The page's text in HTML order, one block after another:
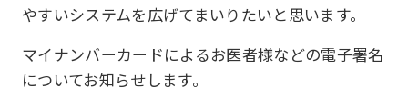
やすいシステムを広げてまいりたいと思います。
マイナンバーカードによるお医者様などの電子署名
についてお知らせします。